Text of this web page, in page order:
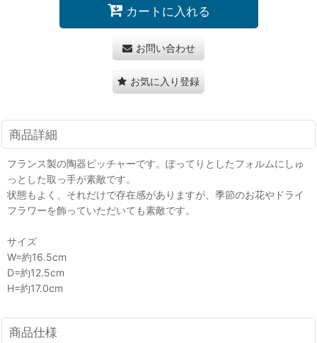
カートに入れる
お問い合わせ
お気に入り登録
商品詳細
フランス製の陶器ピッチャーです。ぽってりとしたフォルムにしゅ
っとした取っ手が素敵です。
状態もよく、それだけで存在感がありますが、季節のお花やドライ
フラワーを飾っていただいても素敵です。
サイズ
W=約16.5cm
D=約12.5cm
H=約17.0cm
商品仕様